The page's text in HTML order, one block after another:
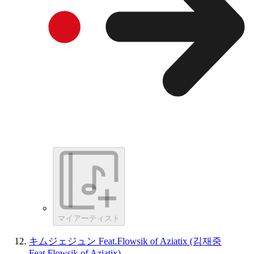
マイアーティスト
キムジェジュン Feat.Flowsik of Aziatix (김재중